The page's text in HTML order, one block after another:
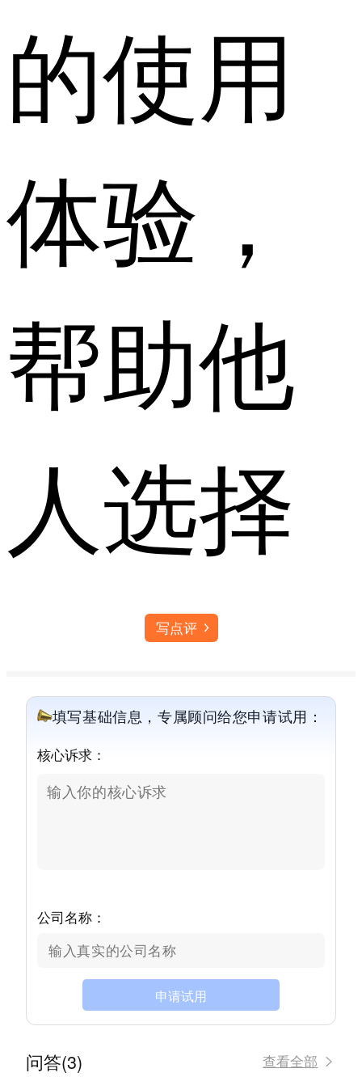
的使用
体验，
帮助他
人选择
写点评
填写基础信息，专属顾问给您申请试用：
核心诉求：
公司名称：
申请试用
问答(3) 查看全部